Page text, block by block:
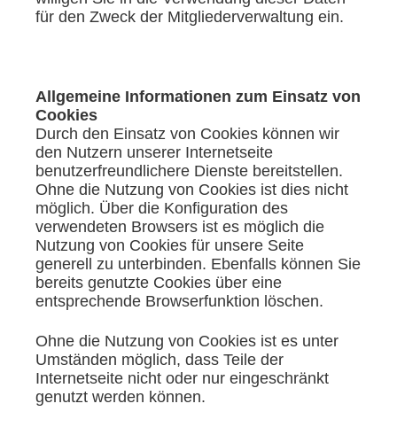
für den Zweck der Mitgliederverwaltung ein.
Allgemeine Informationen zum Einsatz von
Cookies
Durch den Einsatz von Cookies können wir
den Nutzern unserer Internetseite
benutzerfreundlichere Dienste bereitstellen.
Ohne die Nutzung von Cookies ist dies nicht
möglich. Über die Konfiguration des
verwendeten Browsers ist es möglich die
Nutzung von Cookies für unsere Seite
generell zu unterbinden. Ebenfalls können Sie
bereits genutzte Cookies über eine
entsprechende Browserfunktion löschen.
Ohne die Nutzung von Cookies ist es unter
Umständen möglich, dass Teile der
Internetseite nicht oder nur eingeschränkt
genutzt werden können.